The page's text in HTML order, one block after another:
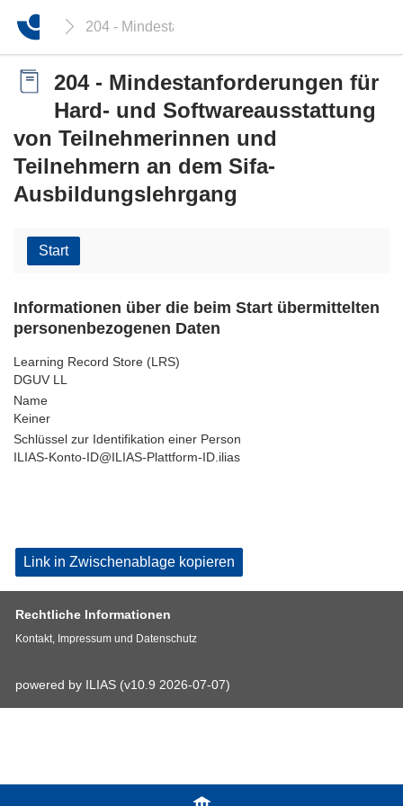
204 - Mindestanforderungen für Hard- und
204 - Mindestanforderungen für
Hard- und Softwareausstattung
von Teilnehmerinnen und
Teilnehmern an dem Sifa-
Ausbildungslehrgang
Start
Informationen über die beim Start übermittelten
personenbezogenen Daten
Learning Record Store (LRS)
DGUV LL
Name
Keiner
Schlüssel zur Identifikation einer Person
ILIAS-Konto-ID@ILIAS-Plattform-ID.ilias
Link in Zwischenablage kopieren
Rechtliche Informationen
Kontakt, Impressum und Datenschutz
powered by ILIAS (v10.9 2026-07-07)